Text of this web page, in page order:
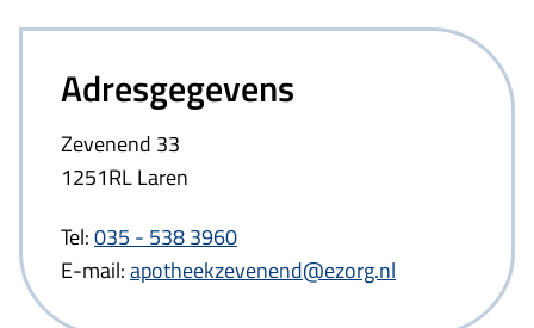
Adresgegevens
Zevenend 33
1251RL Laren
Tel:035 - 538 3960
E-mail:apotheekzevenend@ezorg.nl